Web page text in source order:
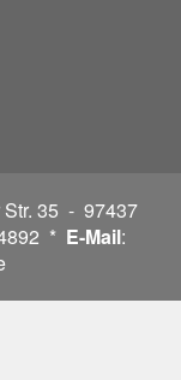
35 - 97437
* E-Mail: